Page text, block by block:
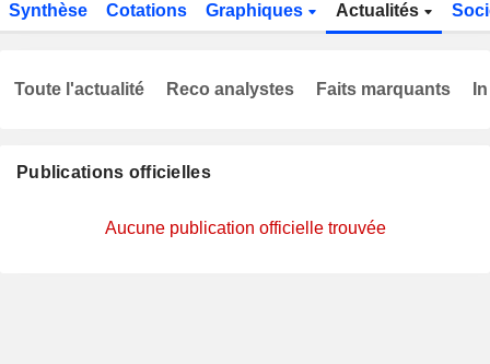
Synthèse Cotations Graphiques Actualités
Publications officielles
Aucune publication officielle trouvée
Toute l'actualité Reco analystes Faits marquants